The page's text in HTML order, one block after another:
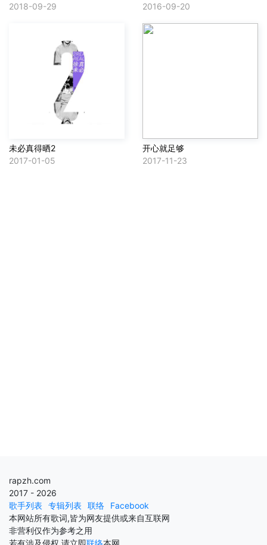
2018-09-29
2016-09-20
未必真得晒2
2017-01-05
开心就足够
2017-11-23
rapzh.com
2017 - 2026
歌手列表 专辑列表 联络
Facebook
本网站所有歌词,皆为网友提供或来自互联网
非营利仅作为参考之用
若有涉及侵权,请立即联络本网